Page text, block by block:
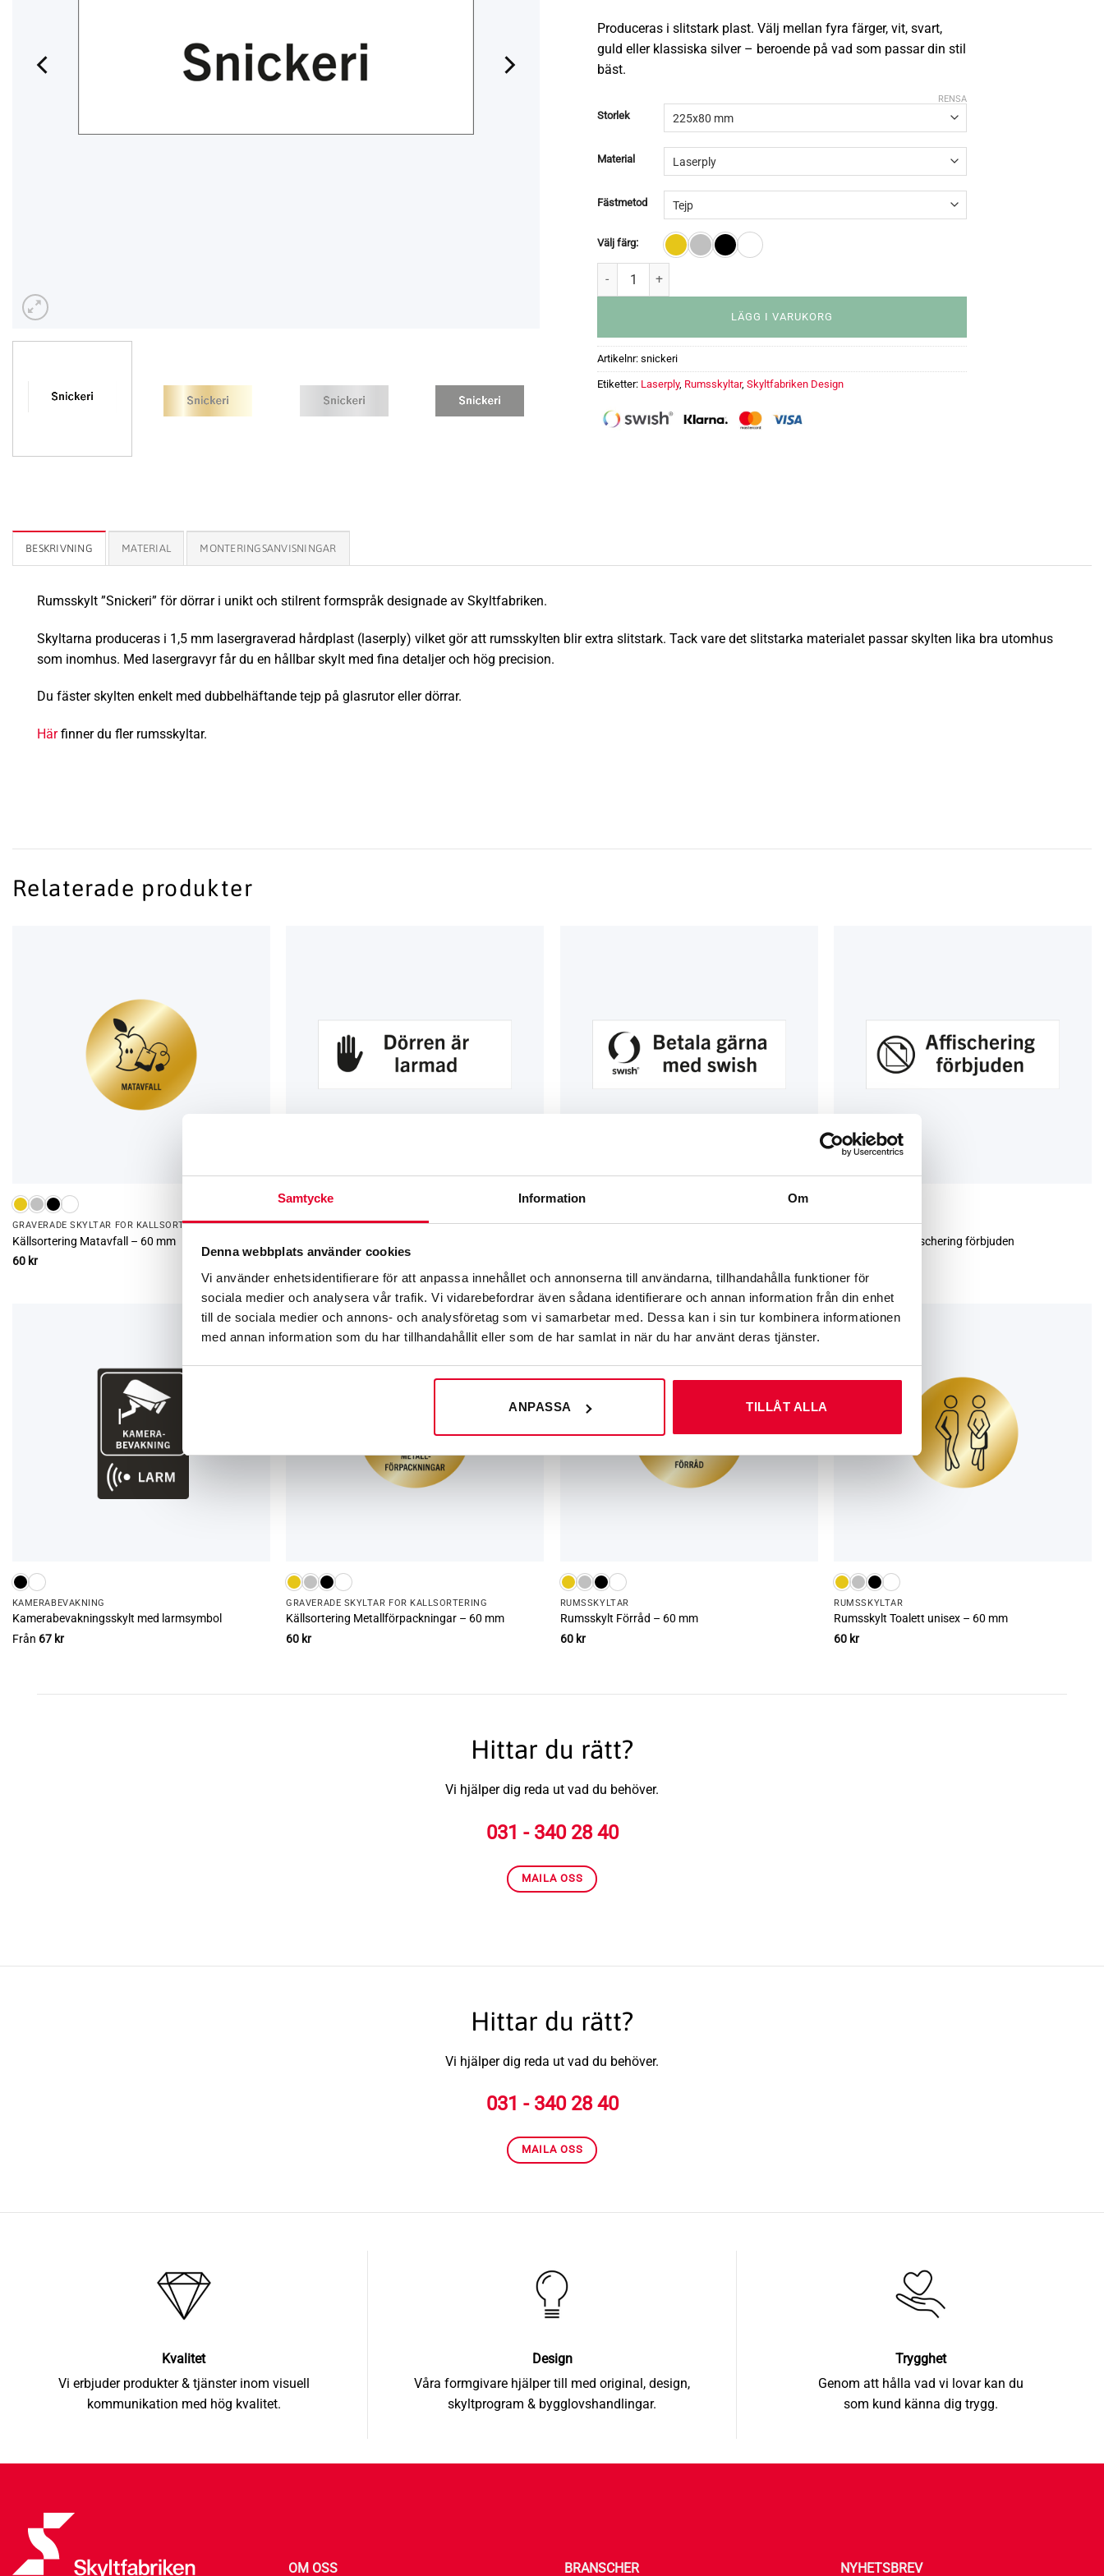
Samtycke Information Om
Denna webbplats använder cookies
Vi använder enhetsidentifierare för att anpassa innehållet och annonserna till användarna, tillhandahålla funktioner för
sociala medier och analysera vår trafik. Vi vidarebefordrar även sådana identifierare och annan information från din enhet
till de sociala medier och annons- och analysföretag som vi samarbetar med. Dessa kan i sin tur kombinera informationen
med annan information som du har tillhandahållit eller som de har samlat in när du har använt deras tjänster.
ANPASSA TILLÅT ALLA
Produceras i slitstark plast. Välj mellan fyra färger, vit, svart,
guld eller klassiska silver – beroende på vad som passar din stil
bäst.
Storlek
Material
Fästmetod
Välj färg:
RENSA
LÄGG I VARUKORG
Artikelnr: snickeri
Etiketter: Laserply, Rumsskyltar, Skyltfabriken Design
BESKRIVNING MATERIAL MONTERINGSANVISNINGAR
Rumsskylt ”Snickeri” för dörrar i unikt och stilrent formspråk designade av Skyltfabriken.
Skyltarna produceras i 1,5 mm lasergraverad hårdplast (laserply) vilket gör att rumsskylten blir extra slitstark. Tack vare det slitstarka materialet passar skylten lika bra utomhus
som inomhus. Med lasergravyr får du en hållbar skylt med fina detaljer och hög precision.
Du fäster skylten enkelt med dubbelhäftande tejp på glasrutor eller dörrar.
Här finner du fler rumsskyltar.
Relaterade produkter
GRAVERADE SKYLTAR FÖR KÄLLSORTERING
Källsortering Matavfall – 60 mm
60 kr
TRIVSEL­SKYLTAR TRIVSEL­SKYLTAR TRIVSEL­SKYLTAR
Trivselskylt – Affischering förbjuden
KAMERA­­­BEVAKNING
Kamerabevakningsskylt med larmsymbol
Från 67 kr
GRAVERADE SKYLTAR FÖR KÄLLSORTERING
Källsortering Metallförpackningar – 60 mm
60 kr
RUMS­SKYLTAR
Rumsskylt Förråd – 60 mm
60 kr
RUMS­SKYLTAR
Rumsskylt Toalett unisex – 60 mm
60 kr
Hittar du rätt?
Vi hjälper dig reda ut vad du behöver.
031 - 340 28 40
MAILA OSS
Hittar du rätt?
Vi hjälper dig reda ut vad du behöver.
031 - 340 28 40
MAILA OSS
Kvalitet
Vi erbjuder produkter & tjänster inom visuell
kommunikation med hög kvalitet.
Design
Våra formgivare hjälper till med original, design,
skyltprogram & bygglovshandlingar.
Trygghet
Genom att hålla vad vi lovar kan du
som kund känna dig trygg.
OM OSS BRANSCHER NYHETSBREV